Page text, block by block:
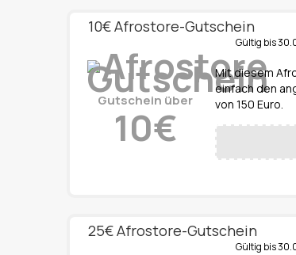
10€ Afrostore-Gutschein
Gültig bis
Gutschein über
10€
Mit diesem
einfach den
von 150 Euro.
25€ Afrostore-Gutschein
Gültig bis